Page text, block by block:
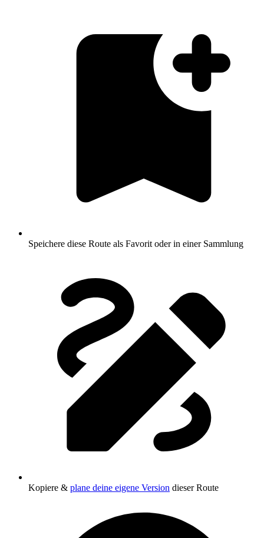
Speichere diese Route als Favorit oder in einer Sammlung
Kopiere & plane deine eigene Version dieser Route